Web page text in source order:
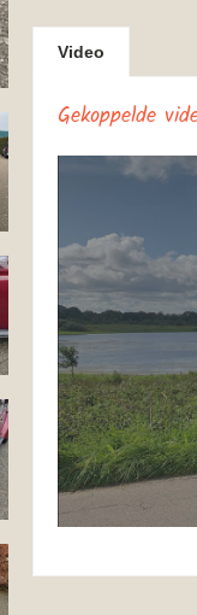
Video
Gekoppelde